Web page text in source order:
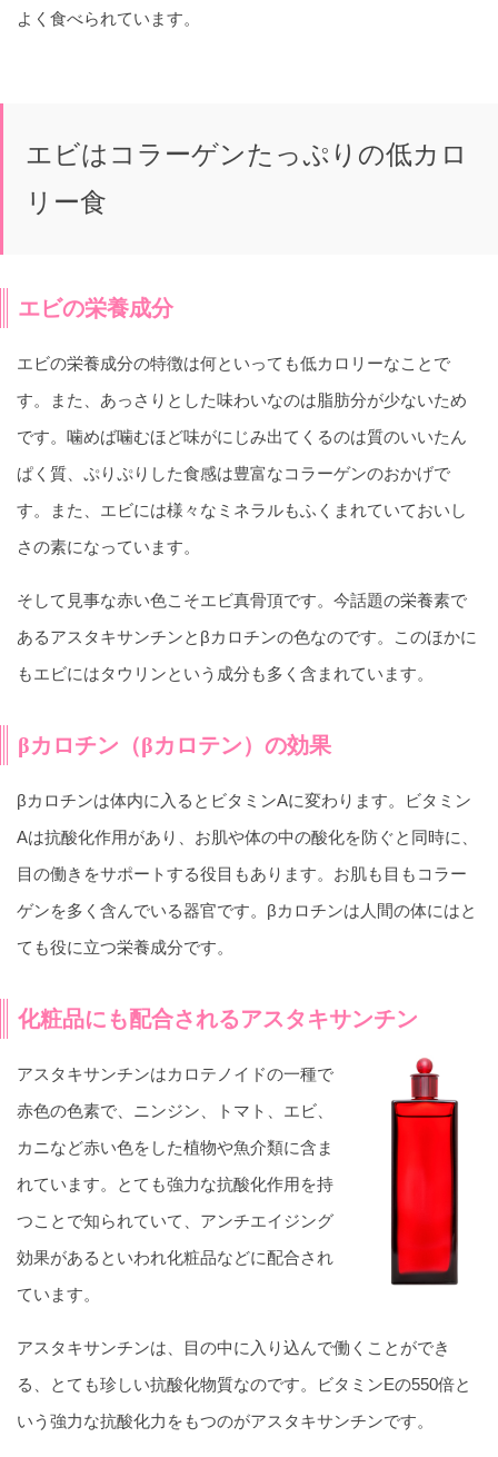
よく食べられています。
エビはコラーゲンたっぷりの低カロ
リー食
エビの栄養成分
エビの栄養成分の特徴は何といっても低カロリーなことで
す。また、あっさりとした味わいなのは脂肪分が少ないため
です。噛めば噛むほど味がにじみ出てくるのは質のいいたん
ぱく質、ぷりぷりした食感は豊富なコラーゲンのおかげで
す。また、エビには様々なミネラルもふくまれていておいし
さの素になっています。
そして見事な赤い色こそエビ真骨頂です。今話題の栄養素で
あるアスタキサンチンとβカロチンの色なのです。このほかに
もエビにはタウリンという成分も多く含まれています。
βカロチン（βカロテン）の効果
βカロチンは体内に入るとビタミンAに変わります。ビタミン
Aは抗酸化作用があり、お肌や体の中の酸化を防ぐと同時に、
目の働きをサポートする役目もあります。お肌も目もコラー
ゲンを多く含んでいる器官です。βカロチンは人間の体にはと
ても役に立つ栄養成分です。
化粧品にも配合されるアスタキサンチン
アスタキサンチンはカロテノイドの一種で
赤色の色素で、ニンジン、トマト、エビ、
カニなど赤い色をした植物や魚介類に含ま
れています。とても強力な抗酸化作用を持
つことで知られていて、アンチエイジング
効果があるといわれ化粧品などに配合され
ています。
アスタキサンチンは、目の中に入り込んで働くことができ
る、とても珍しい抗酸化物質なのです。ビタミンEの550倍と
いう強力な抗酸化力をもつのがアスタキサンチンです。